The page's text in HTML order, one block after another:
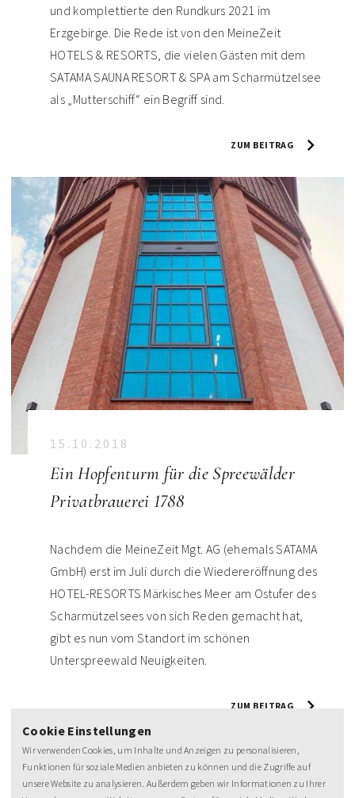
und komplettierte den Rundkurs 2021 im
Erzgebirge. Die Rede ist von den MeineZeit
HOTELS & RESORTS, die vielen Gästen mit dem
SATAMA SAUNA RESORT & SPA am Scharmützelsee
als „Mutterschiff“ ein Begriff sind.
ZUM BEITRAG
15.10.2018
Ein Hopfenturm für die Spreewälder
Privatbrauerei 1788
Nachdem die MeineZeit Mgt. AG (ehemals SATAMA
GmbH) erst im Juli durch die Wiedereröffnung des
HOTEL-RESORTS Märkisches Meer am Ostufer des
Scharmützelsees von sich Reden gemacht hat,
gibt es nun vom Standort im schönen
Unterspreewald Neuigkeiten.
ZUM BEITRAG
Cookie Einstellungen
Wir verwenden Cookies, um Inhalte und Anzeigen zu personalisieren,
Funktionen für soziale Medien anbieten zu können und die Zugriffe auf
unsere Website zu analysieren. Außerdem geben wir Informationen zu Ihrer